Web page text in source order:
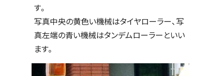
す。
写真中央の黄色い機械はタイヤローラー、写
真左端の青い機械はタンデムローラーといい
ます。